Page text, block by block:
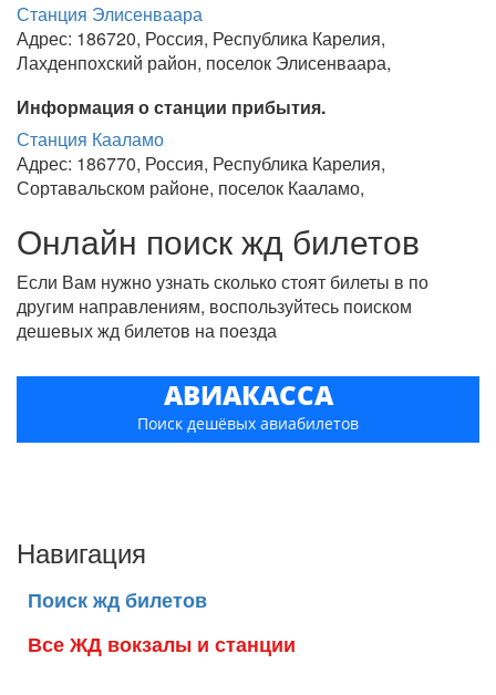
Станция Элисенваара
Адрес: 186720, Россия, Республика Карелия,
Лахденпохский район, поселок Элисенваара,
Информация о станции прибытия.
Станция Кааламо
Адрес: 186770, Россия, Республика Карелия,
Сортавальском районе, поселок Кааламо,
Онлайн поиск жд билетов
Если Вам нужно узнать сколько стоят билеты в по
другим направлениям, воспользуйтесь поиском
дешевых жд билетов на поезда
АВИАКАССА
Поиск дешёвых авиабилетов
Навигация
Поиск жд билетов
Все ЖД вокзалы и станции